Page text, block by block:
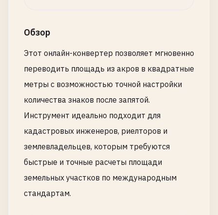
Обзор
Этот онлайн-конвертер позволяет мгновенно
переводить площадь из акров в квадратные
метры с возможностью точной настройки
количества знаков после запятой.
Инструмент идеально подходит для
кадастровых инженеров, риелторов и
землевладельцев, которым требуются
быстрые и точные расчеты площади
земельных участков по международным
стандартам.